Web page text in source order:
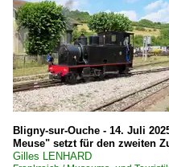
014 000 (Dijon–)
Strecken | Region
752 000 (Paris–)
830 000 Paris –
852 000 Dole –
854 000 Belfort –
Bligny-sur-Ouche - 14. Juli
Meuse" setzt für den zweiten
Gilles LENHARD